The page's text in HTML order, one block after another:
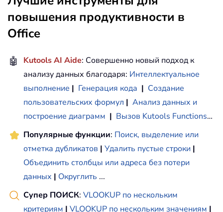
повышения продуктивности в
Office
🤖 Kutools AI Aide: Совершенно новый подход к
анализу данных благодаря: Интеллектуальное
выполнение | Генерация кода | Создание
пользовательских формул | Анализ данных и
построение диаграмм | Вызов Kutools Functions…
Популярные функции: Поиск, выделение или
отметка дубликатов | Удалить пустые строки |
Объединить столбцы или адреса без потери
данных | Округлить ...
Супер ПОИСК: VLOOKUP по нескольким
критериям | VLOOKUP по нескольким значениям |